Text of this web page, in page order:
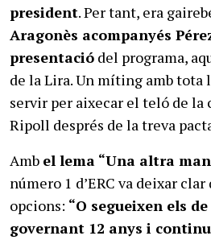
president. Per tant, era
Aragonès acompanyés
presentació del programa,
de la Lira. Un míting amb tota
servir per aixecar el teló de la
Ripoll després de la treva
Amb el lema “Una altra
número 1 d’ERC va deixar
opcions: “O segueixen els
governant 12 anys i